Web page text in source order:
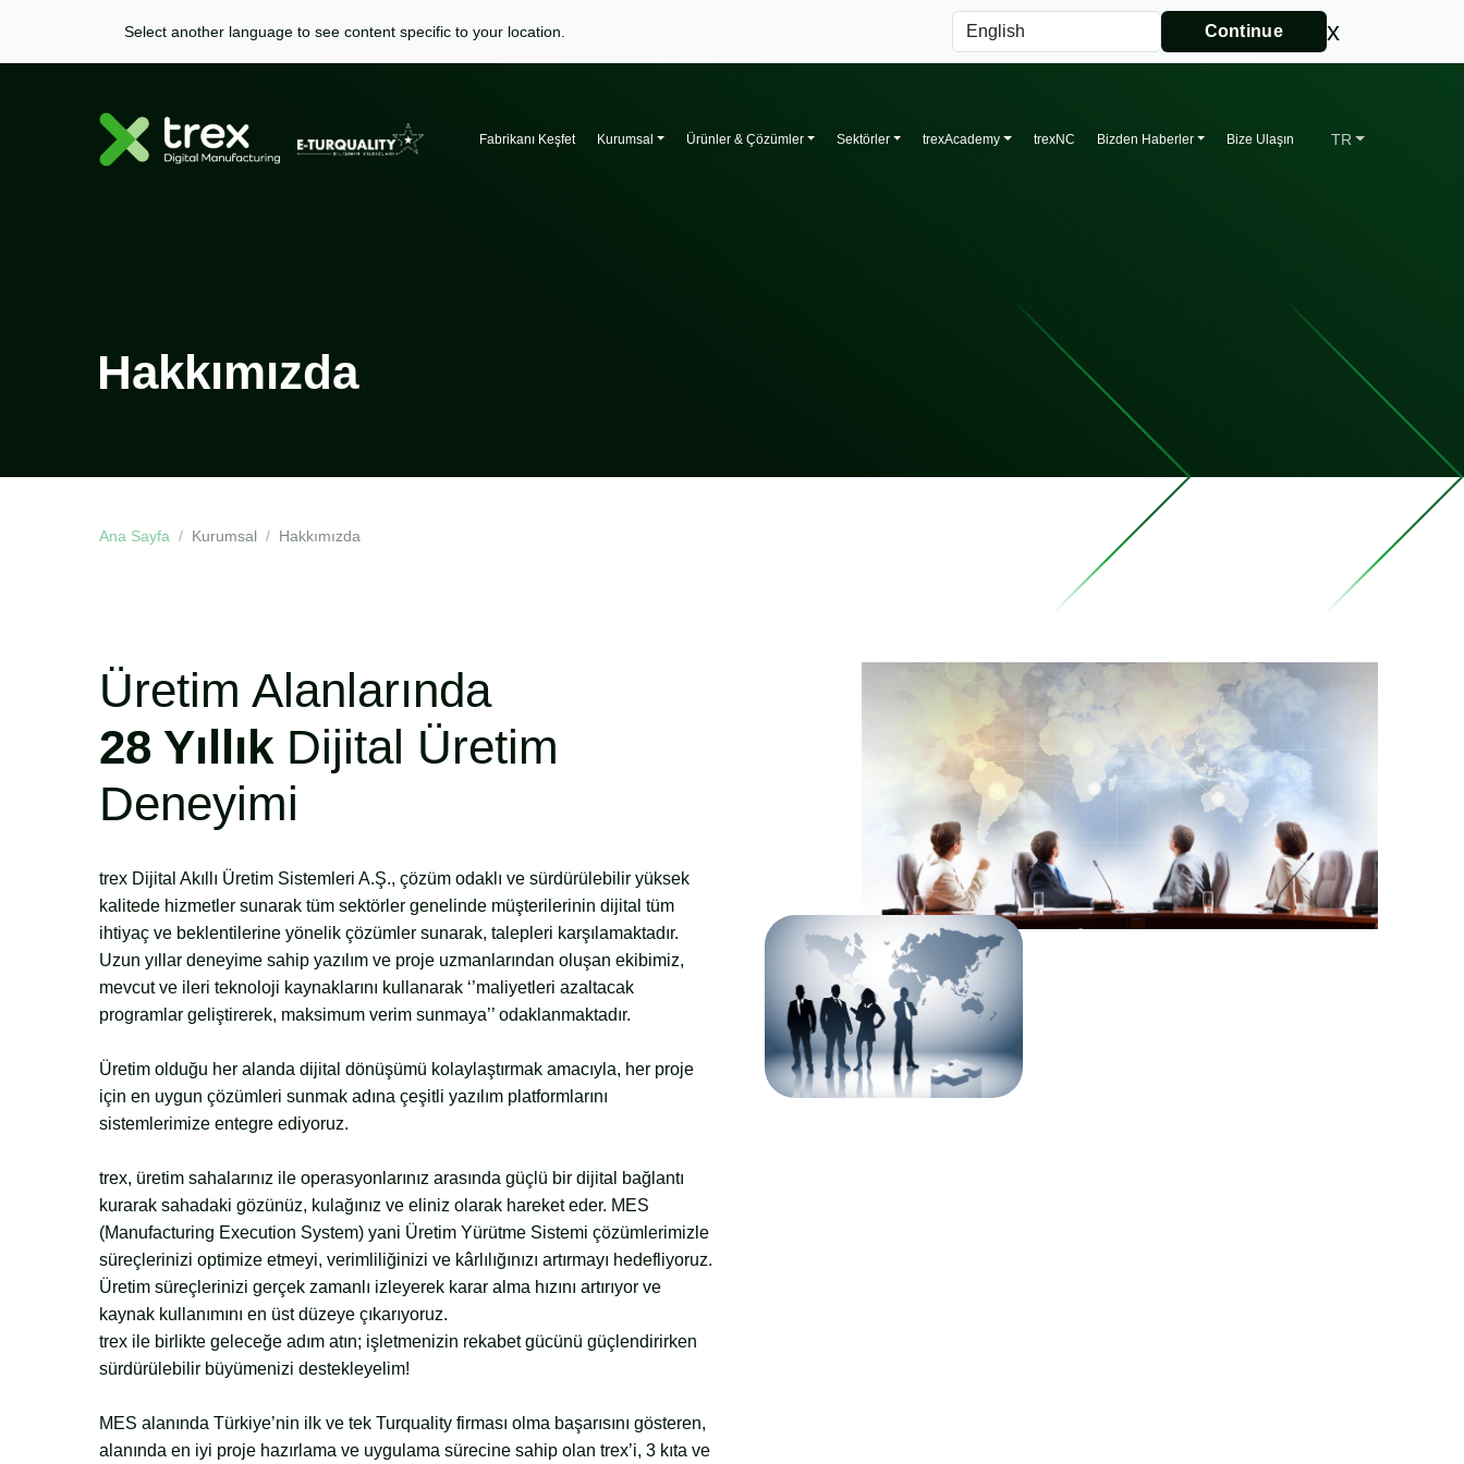
Select another language to see content specific to your location. Continue x
Fabrikanı Keşfet Kurumsal Ürünler & Çözümler Sektörler trexAcademy trexNC Bizden Haberler Bize Ulaşın TR
Hakkımızda
Ana Sayfa Kurumsal Hakkımızda
Üretim Alanlarında
28 Yıllık Dijital Üretim
Deneyimi
trex Dijital Akıllı Üretim Sistemleri A.Ş., çözüm odaklı ve sürdürülebilir yüksek
kalitede hizmetler sunarak tüm sektörler genelinde müşterilerinin dijital tüm
ihtiyaç ve beklentilerine yönelik çözümler sunarak, talepleri karşılamaktadır.
Uzun yıllar deneyime sahip yazılım ve proje uzmanlarından oluşan ekibimiz,
mevcut ve ileri teknoloji kaynaklarını kullanarak ‘’maliyetleri azaltacak
programlar geliştirerek, maksimum verim sunmaya’’ odaklanmaktadır.
Üretim olduğu her alanda dijital dönüşümü kolaylaştırmak amacıyla, her proje
için en uygun çözümleri sunmak adına çeşitli yazılım platformlarını
sistemlerimize entegre ediyoruz.
trex, üretim sahalarınız ile operasyonlarınız arasında güçlü bir dijital bağlantı
kurarak sahadaki gözünüz, kulağınız ve eliniz olarak hareket eder. MES
(Manufacturing Execution System) yani Üretim Yürütme Sistemi çözümlerimizle
süreçlerinizi optimize etmeyi, verimliliğinizi ve kârlılığınızı artırmayı hedefliyoruz.
Üretim süreçlerinizi gerçek zamanlı izleyerek karar alma hızını artırıyor ve
kaynak kullanımını en üst düzeye çıkarıyoruz.
trex ile birlikte geleceğe adım atın; işletmenizin rekabet gücünü güçlendirirken
sürdürülebilir büyümenizi destekleyelim!
MES alanında Türkiye’nin ilk ve tek Turquality firması olma başarısını gösteren,
alanında en iyi proje hazırlama ve uygulama sürecine sahip olan trex’i, 3 kıta ve